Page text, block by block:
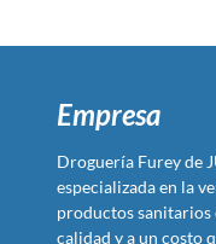
Empresa
Droguería Furey de
especializada en la
productos sanitarios
calidad y a un costo